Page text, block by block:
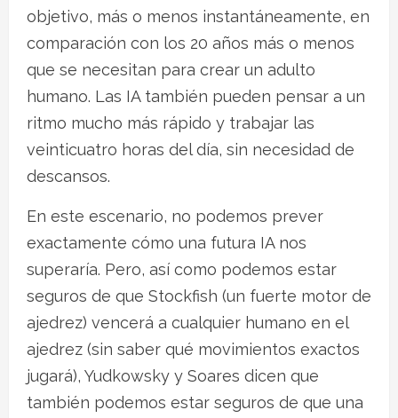
objetivo, más o menos instantáneamente, en
comparación con los 20 años más o menos
que se necesitan para crear un adulto
humano. Las IA también pueden pensar a un
ritmo mucho más rápido y trabajar las
veinticuatro horas del día, sin necesidad de
descansos.
En este escenario, no podemos prever
exactamente cómo una futura IA nos
superaría. Pero, así como podemos estar
seguros de que Stockfish (un fuerte motor de
ajedrez) vencerá a cualquier humano en el
ajedrez (sin saber qué movimientos exactos
jugará), Yudkowsky y Soares dicen que
también podemos estar seguros de que una